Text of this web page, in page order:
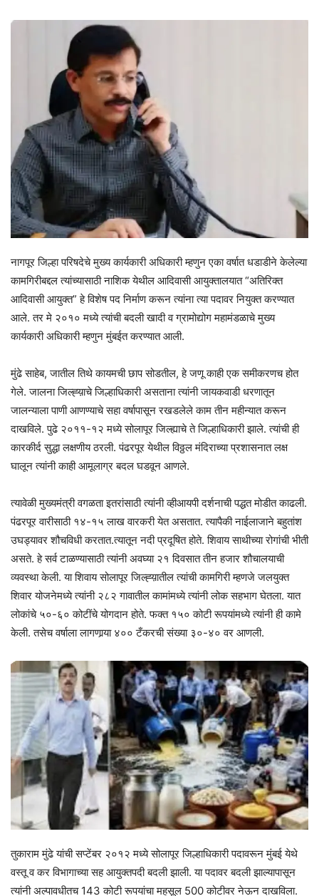
नागपूर जिल्हा परिषदेचे मुख्य कार्यकारी अधिकारी म्हणुन एका वर्षात धडाडीने केलेल्या
कामगिरीबद्दल त्यांच्यासाठी नाशिक येथील आदिवासी आयुक्तालयात “अतिरिक्त
आदिवासी आयुक्त” हे विशेष पद निर्माण करून त्यांना त्या पदावर नियुक्त करण्यात
आले. तर मे २०१० मध्ये त्यांची बदली खादी व ग्रामोद्योग महामंडळाचे मुख्य
कार्यकारी अधिकारी म्हणुन मुंबईत करण्यात आली.
मुंढे साहेब, जातील तिथे कायमची छाप सोडतील, हे जणू काही एक समीकरणच होत
गेले. जालना जिल्ह्य़ाचे जिल्हाधिकारी असताना त्यांनी जायकवाडी धरणातून
जालन्याला पाणी आणण्याचे सहा वर्षापासून रखडलेले काम तीन महीन्यात करून
दाखविले. पुढे २०११-१२ मध्ये सोलापूर जिल्ह्याचे ते जिल्हाधिकारी झाले. त्यांची ही
कारकीर्द सुद्धा लक्षणीय ठरली. पंढरपूर येथील विठ्ठल मंदिराच्या प्रशासनात लक्ष
घालून त्यांनी काही आमूलाग्र बदल घडवून आणले.
त्यावेळी मुख्यमंत्री वगळता इतरांसाठी त्यांनी व्हीआयपी दर्शनाची पद्धत मोडीत काढली.
पंढरपूर वारीसाठी १४-१५ लाख वारकरी येत असतात. त्यापैकी नाईलाजाने बहुतांश
उघड्यावर शौचविधी करतात.त्यातून नदी प्रदूषित होते. शिवाय साथीच्या रोगांची भीती
असते. हे सर्व टाळण्यासाठी त्यांनी अवघ्या २१ दिवसात तीन हजार शौचालयाची
व्यवस्था केली. या शिवाय सोलापूर जिल्ह्य़ातील त्यांची कामगिरी म्हणजे जलयुक्त
शिवार योजनेमध्ये त्यांनी २८२ गावातील कामांमध्ये त्यांनी लोक सहभाग घेतला. यात
लोकांचे ५०-६० कोटींचे योगदान होते. फक्त १५० कोटी रूपयांमध्ये त्यांनी ही कामे
केली. तसेच वर्षाला लागणार्‍या ४०० टँकरची संख्या ३०-४० वर आणली.
तुकाराम मुंढे यांची सप्टेंबर २०१२ मध्ये सोलापूर जिल्हाधिकारी पदावरून मुंबई येथे
वस्तू व कर विभागाच्या सह आयुक्तपदी बदली झाली. या पदावर बदली झाल्यापासून
त्यांनी अल्पावधीतच 143 कोटी रूपयांचा महसूल 500 कोटीवर नेऊन दाखविला.